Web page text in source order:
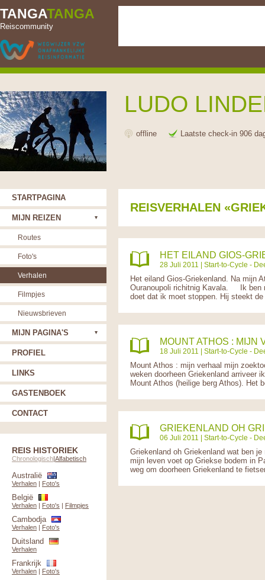
TANGATANGA
Reiscommunity
LUDO
offline Laatste check-in 906
REISVERHALEN
HET EILAND GIOS-
28 Juli 2011 | Start-to-Cycle -
Het eiland Gios-Griekenland. Na mijn
Ouranoupoli richitnig Kavala. Ik ben
doet dat ik moet stoppen. Hij steekt
MOUNT ATHOS : MIJN
18 Juli 2011 | Start-to-Cycle -
Mount Athos : mijn verhaal mijn
weken doorheen Griekenland arriveer
Mount Athos (heilige berg Athos). Het
GRIEKENLAND OH
06 Juli 2011 | Start-to-Cycle -
Griekenland oh Griekenland wat ben
mijn leven voet op Griekse bodem in
weg om doorheen Griekenland te
STARTPAGINA
MIJN REIZEN
Routes
Foto's
Verhalen
Filmpjes
Nieuwsbrieven
MIJN PAGINA'S
PROFIEL
LINKS
GASTENBOEK
CONTACT
REIS HISTORIEK
Chronologisch|Alfabetisch
Australië
Verhalen | Foto's
België
Verhalen | Foto's | Filmpjes
Cambodja
Verhalen | Foto's
Duitsland
Verhalen
Frankrijk
Verhalen | Foto's